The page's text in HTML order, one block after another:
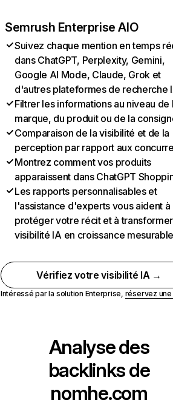
Semrush Enterprise AIO
Suivez chaque mention en temps
dans ChatGPT, Perplexity, Gemini,
Google AI Mode, Claude, Grok et
d'autres plateformes de recherche
Filtrer les informations au niveau de
marque, du produit ou de la
Comparaison de la visibilité et de la
perception par rapport aux
Montrez comment vos produits
apparaissent dans ChatGPT
Les rapports personnalisables et
l'assistance d'experts vous aident à
protéger votre récit et à
visibilité IA en croissance
Vérifiez votre visibilité IA →
Intéressé par la solution Enterprise, réservez
Analyse des
backlinks de
nomhe.com